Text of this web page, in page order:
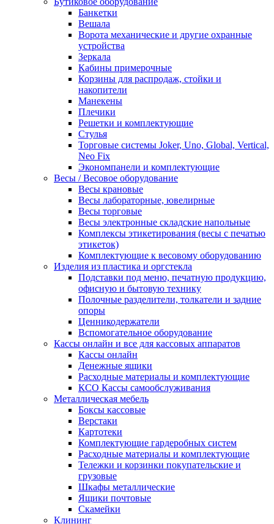
Банкетки
Вешала
Ворота механические и другие охранные
устройства
Зеркала
Кабины примерочные
Корзины для распродаж, стойки и
накопители
Манекены
Плечики
Решетки и комплектующие
Стулья
Торговые системы Joker, Uno, Global, Vertical,
Neo Fix
Экономпанели и комплектующие
Весы / Весовое оборудование
Весы крановые
Весы лабораторные, ювелирные
Весы торговые
Весы электронные складские напольные
Комплексы этикетирования (весы с печатью
этикеток)
Комплектующие к весовому оборудованию
Изделия из пластика и оргстекла
Подставки под меню, печатную продукцию,
офисную и бытовую технику
Полочные разделители, толкатели и задние
опоры
Ценникодержатели
Вспомогательное оборудование
Кассы онлайн и все для кассовых аппаратов
Кассы онлайн
Денежные ящики
Расходные материалы и комплектующие
КСО Кассы самообслуживания
Металлическая мебель
Боксы кассовые
Верстаки
Картотеки
Комплектующие гардеробных систем
Расходные материалы и комплектующие
Тележки и корзинки покупательские и
грузовые
Шкафы металлические
Ящики почтовые
Скамейки
Клининг